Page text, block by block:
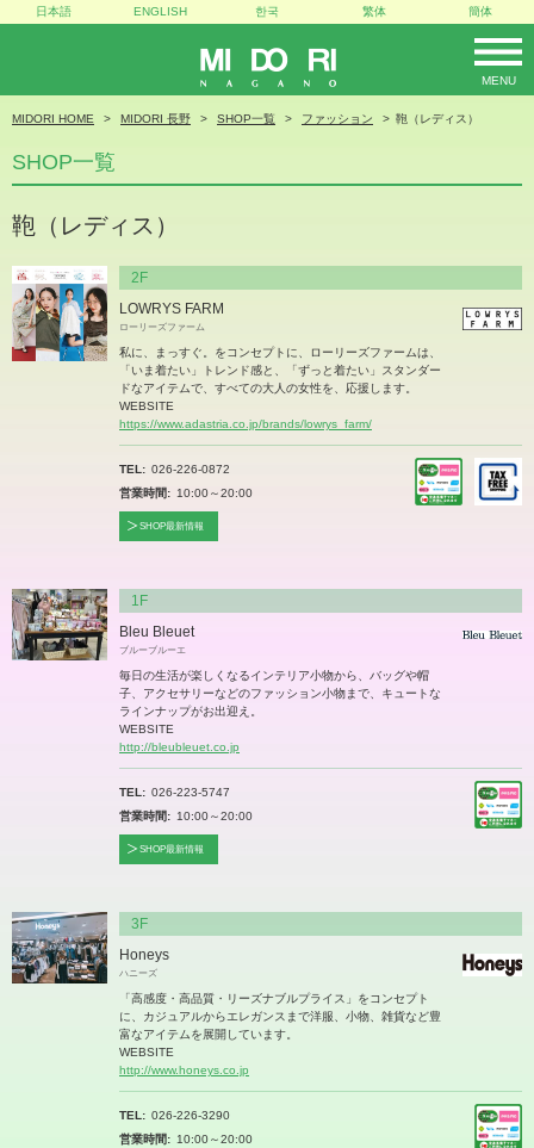
MIDORI
MENU
日本語 ENGLISH 한국 繁体 簡体
MIDORI HOME MIDORI 長野 SHOP一覧 ファッション 鞄（レディス）
SHOP一覧
鞄（レディス）
2F
LOWRYS FARM
ローリーズファーム
私に、まっすぐ。をコンセプトに、ローリーズファームは、
「いま着たい」トレンド感と、「ずっと着たい」スタンダー
ドなアイテムで、すべての大人の女性を、応援します。
WEBSITE
https://www.adastria.co.jp/brands/lowrys_farm/
TEL
026-226-0872
営業時間
10:00～20:00
SHOP最新情報
1F
Bleu Bleuet
ブルーブルーエ
毎日の生活が楽しくなるインテリア小物から、バッグや帽
子、アクセサリーなどのファッション小物まで、キュートな
ラインナップがお出迎え。
WEBSITE
http://bleubleuet.co.jp
TEL
026-223-5747
営業時間
10:00～20:00
SHOP最新情報
3F
Honeys
ハニーズ
「高感度・高品質・リーズナブルプライス」をコンセプト
に、カジュアルからエレガンスまで洋服、小物、雑貨など豊
富なアイテムを展開しています。
WEBSITE
http://www.honeys.co.jp
TEL
026-226-3290
営業時間
10:00～20:00